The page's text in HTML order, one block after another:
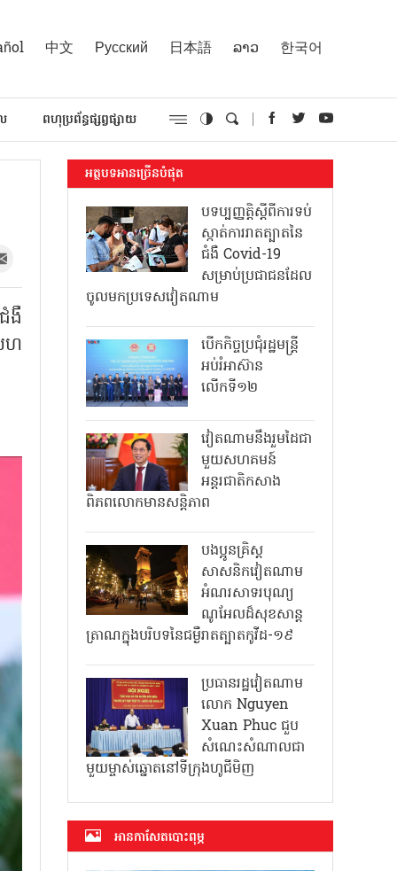
中文 Русский 日本語 ລາວ 한국어
ពហុប្រព័ន្ធផ្សព្វផ្សាយ
ងឺ
ហ
អត្ថបទអានច្រើនបំផុត
បទប្បញ្ញត្តិស្តីពីការទប់
ស្កាត់ការរាតត្បាតនៃ
ជំងឺ Covid-19
សម្រាប់ប្រជាជនដែល
ចូលមកប្រទេសវៀតណាម
បើកកិច្ចប្រជុំរដ្ឋមន្ត្រី
អប់រំអាស៊ាន
លើកទី១២
វៀតណាមនឹងរួមដៃជា
មួយសហគមន៍
អន្តរជាតិកសាង
ពិភពលោកមានសន្តិភាព
បងប្អូនគ្រិស្ត
សាសនិកវៀតណាម
អំណរសាទរបុណ្យ
ណូអែលដ៏សុខសាន្ត
ត្រាណក្នុងបរិបទនៃជម្ងឺរាតត្បាតកូវីដ-១៩
ប្រធានរដ្ឋវៀតណាម
លោក Nguyen
Xuan Phuc ជួប
សំណេះសំណាលជា
មួយម្ចាស់ឆ្នោតនៅទីក្រុងហូជីមិញ
អាន​កាសែត​បោះពុម្ភ